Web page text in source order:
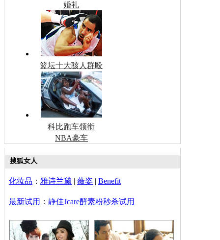
婚礼
篮坛十大骇人群殴
科比跑车领衔
NBA豪车
搜狐女人
化妆品 ： 雅诗兰黛 | 薇姿 | Benefit
最新试用 ： 静佳Jcare酵素粉秒杀试用